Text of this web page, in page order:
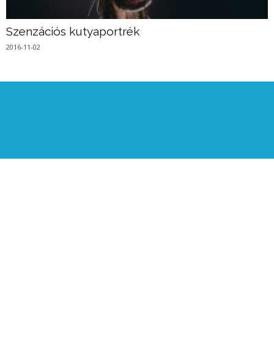
Szenzációs kutyaportrék
2016-11-02